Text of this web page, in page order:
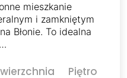
mieszkanie
i zamkniętym
Błonie. To idealna
Piętro